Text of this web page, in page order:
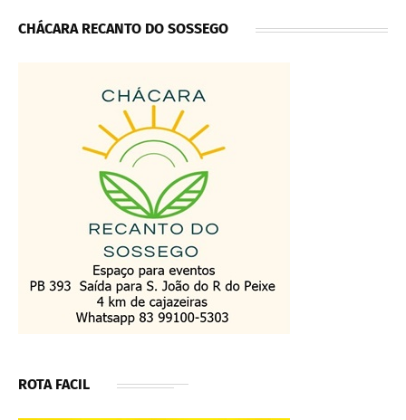
CHÁCARA RECANTO DO SOSSEGO
ROTA FACIL